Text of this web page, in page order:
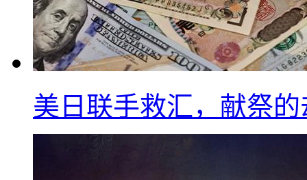
美日联手救汇，献祭